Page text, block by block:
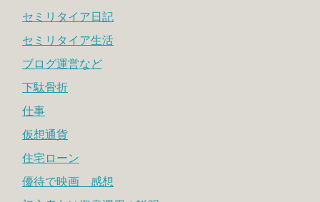
セミリタイア日記
セミリタイア生活
ブログ運営など
下駄骨折
仕事
仮想通貨
住宅ローン
優待で映画 感想